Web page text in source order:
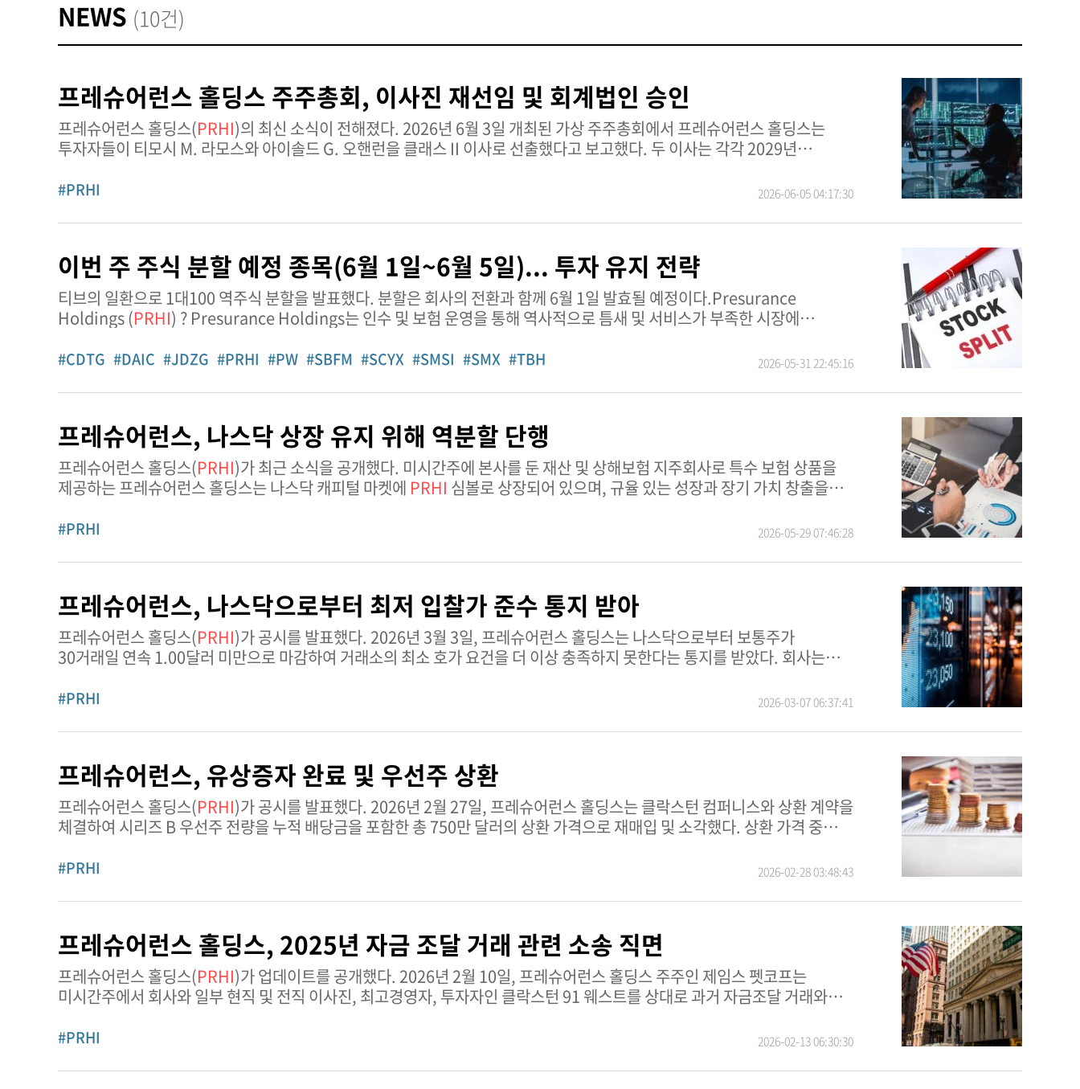
NEWS (10건)
프레슈어런스 홀딩스 주주총회, 이사진 재선임 및 회계법인 승인
프레슈어런스 홀딩스(PRHI)의 최신 소식이 전해졌다. 2026년 6월 3일 개최된 가상 주주총회에서 프레슈어런스 홀딩스는
투자자들이 티모시 M. 라모스와 아이솔드 G. 오핸런을 클래스 II 이사로 선출했다고 보고했다. 두 이사는 각각 2029년
#PRHI 2026-06-05 04:17:30
이번 주 주식 분할 예정 종목(6월 1일~6월 5일)... 투자 유지 전략
티브의 일환으로 1대100 역주식 분할을 발표했다. 분할은 회사의 전환과 함께 6월 1일 발효될 예정이다.Presurance
Holdings (PRHI) ? Presurance Holdings는 인수 및 보험 운영을 통해 역사적으로 틈새 및 서비스가 부족한 시장에
#CDTG #DAIC #JDZG #PRHI #PW #SBFM #SCYX #SMSI #SMX #TBH 2026-05-31 22:45:16
프레슈어런스, 나스닥 상장 유지 위해 역분할 단행
프레슈어런스 홀딩스(PRHI)가 최근 소식을 공개했다. 미시간주에 본사를 둔 재산 및 상해보험 지주회사로 특수 보험 상품을
제공하는 프레슈어런스 홀딩스는 나스닥 캐피털 마켓에 PRHI 심볼로 상장되어 있으며, 규율 있는 성장과 장기 가치 창출을
#PRHI 2026-05-29 07:46:28
프레슈어런스, 나스닥으로부터 최저 입찰가 준수 통지 받아
프레슈어런스 홀딩스(PRHI)가 공시를 발표했다. 2026년 3월 3일, 프레슈어런스 홀딩스는 나스닥으로부터 보통주가
30거래일 연속 1.00달러 미만으로 마감하여 거래소의 최소 호가 요건을 더 이상 충족하지 못한다는 통지를 받았다. 회사는
#PRHI 2026-03-07 06:37:41
프레슈어런스, 유상증자 완료 및 우선주 상환
프레슈어런스 홀딩스(PRHI)가 공시를 발표했다. 2026년 2월 27일, 프레슈어런스 홀딩스는 클락스턴 컴퍼니스와 상환 계약을
체결하여 시리즈 B 우선주 전량을 누적 배당금을 포함한 총 750만 달러의 상환 가격으로 재매입 및 소각했다. 상환 가격 중
#PRHI 2026-02-28 03:48:43
프레슈어런스 홀딩스, 2025년 자금 조달 거래 관련 소송 직면
프레슈어런스 홀딩스(PRHI)가 업데이트를 공개했다. 2026년 2월 10일, 프레슈어런스 홀딩스 주주인 제임스 펫코프는
미시간주에서 회사와 일부 현직 및 전직 이사진, 최고경영자, 투자자인 클락스턴 91 웨스트를 상대로 과거 자금조달 거래와
#PRHI 2026-02-13 06:30:30